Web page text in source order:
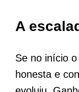
A
Se no início
honesta e